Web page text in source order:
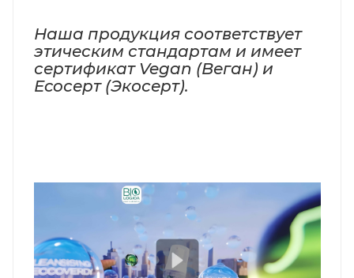
Наша продукция соответствует
этическим стандартам и имеет
сертификат Vegan (Веган) и
Ecoсерт (Экосерт).